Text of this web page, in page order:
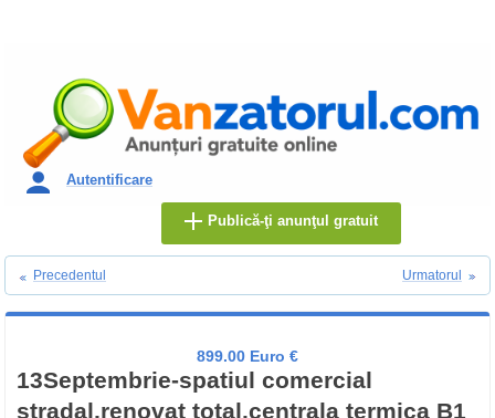
Autentificare
Publică-ţi anunţul gratuit
Precedentul Urmatorul
899.00 Euro €
13Septembrie-spatiul comercial
stradal,renovat total,centrala termica B1